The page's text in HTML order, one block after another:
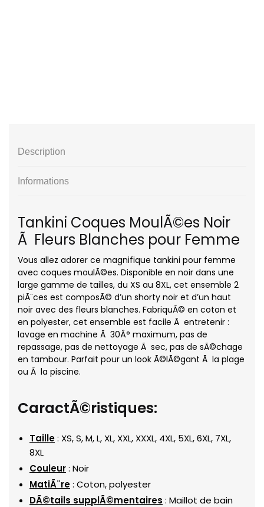
Description
Informations
Tankini Coques MoulÃ©es Noir
Ã Fleurs Blanches pour Femme
Vous allez adorer ce magnifique tankini pour femme
avec coques moulÃ©es. Disponible en noir dans une
large gamme de tailles, du XS au 8XL, cet ensemble 2
piÃ¨ces est composÃ© d’un shorty noir et d’un haut
noir avec des fleurs blanches. FabriquÃ© en coton et
en polyester, cet ensemble est facile Ã entretenir :
lavage en machine Ã 30Â° maximum, pas de
repassage, pas de nettoyage Ã sec, pas de sÃ©chage
en tambour. Parfait pour un look Ã©lÃ©gant Ã la plage
ou Ã la piscine.
CaractÃ©ristiques:
Taille: XS, S, M, L, XL, XXL, XXXL, 4XL, 5XL, 6XL, 7XL,
8XL
Couleur: Noir
MatiÃ¨re: Coton, polyester
DÃ©tails supplÃ©mentaires : Maillot de bain